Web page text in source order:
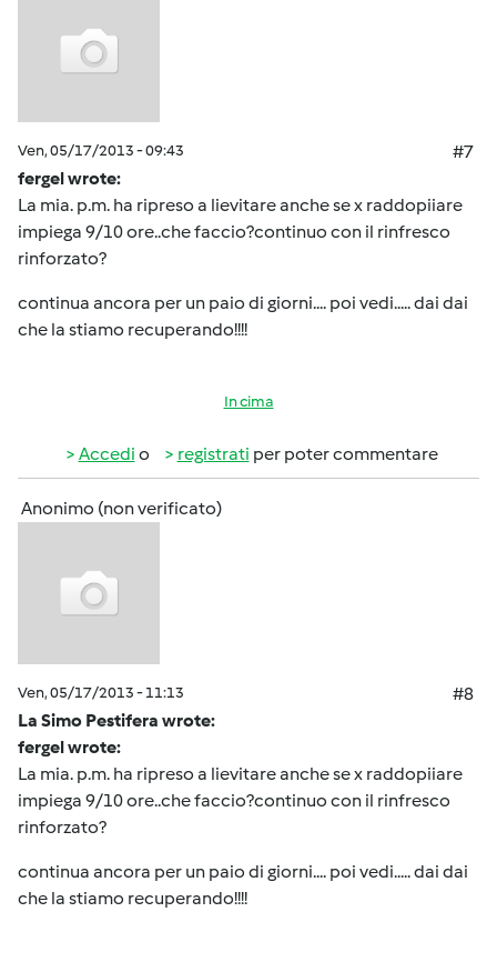
Ven, 05/17/2013 - 09:43
#7
fergel wrote:
La mia. p.m. ha ripreso a lievitare anche se x raddopiiare
impiega 9/10 ore..che faccio?continuo con il rinfresco
rinforzato?
continua ancora per un paio di giorni.... poi vedi..... dai dai
che la stiamo recuperando!!!!
In cima
Accedi o registrati per poter commentare
Anonimo (non verificato)
Ven, 05/17/2013 - 11:13
#8
La Simo Pestifera wrote:
fergel wrote:
La mia. p.m. ha ripreso a lievitare anche se x raddopiiare
impiega 9/10 ore..che faccio?continuo con il rinfresco
rinforzato?
continua ancora per un paio di giorni.... poi vedi..... dai dai
che la stiamo recuperando!!!!